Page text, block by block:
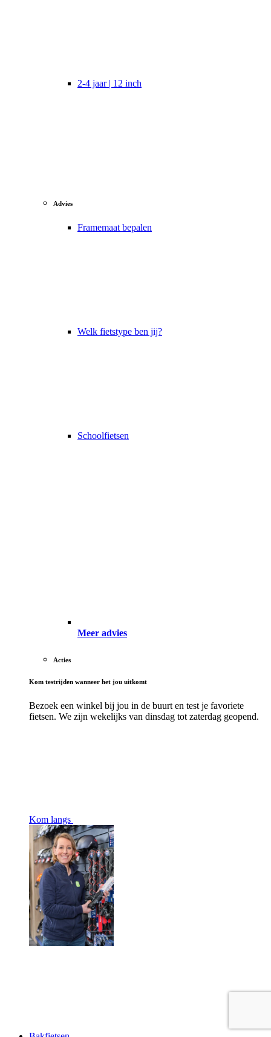
2-4 jaar | 12 inch
Advies
Framemaat bepalen
Welk fietstype ben jij?
Schoolfietsen
Meer advies
Acties
Kom testrijden wanneer het jou uitkomt
Bezoek een winkel bij jou in de buurt en test je favoriete
fietsen. We zijn wekelijks van dinsdag tot zaterdag geopend.
Kom langs